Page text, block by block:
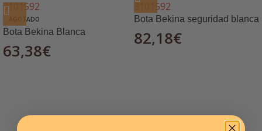
AGOTADO
Bota Bekina Blanca
63,38€
Bota Bekina seguridad blanca
82,18€